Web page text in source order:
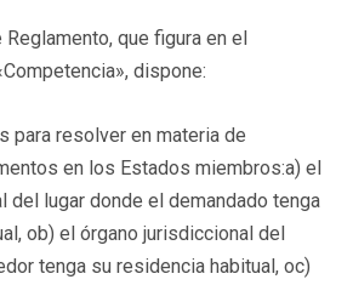
que figura en el
dispone:
para resolver en materia de
en los Estados miembros:a) el
del lugar donde el demandado tenga
ob) el órgano jurisdiccional del
tenga su residencia habitual, oc)